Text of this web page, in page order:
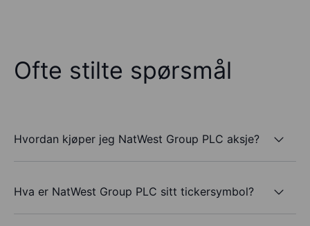
Ofte stilte spørsmål
Hvordan kjøper jeg NatWest Group PLC aksje?
Hva er NatWest Group PLC sitt tickersymbol?